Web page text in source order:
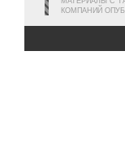
КОМПАНИЙ